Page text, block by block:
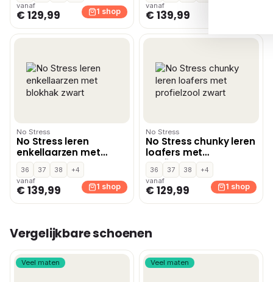
vanaf
€ 129,99 1 shop
vanaf
€ 139,99
No Stress
No Stress leren
enkellaarzen met
blokhak zwart
36 37 38
+4
vanaf
€ 139,99 1 shop
No Stress
No Stress chunky leren
loafers met
profielzool zwart
36 37 38
+4
vanaf
€ 129,99 1 shop
Vergelijkbare schoenen
Veel maten Veel maten